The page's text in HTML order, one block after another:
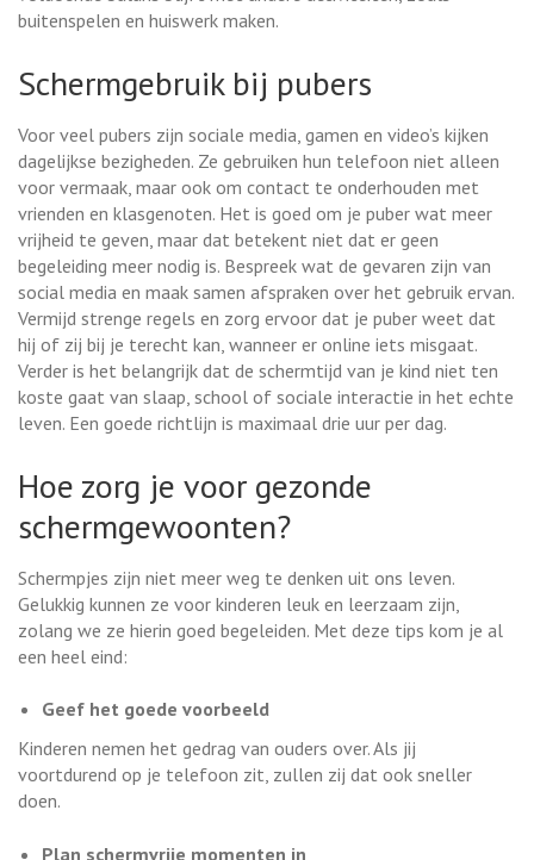
buitenspelen en huiswerk maken.
Schermgebruik bij pubers
Voor veel pubers zijn sociale media, gamen en video’s kijken
dagelijkse bezigheden. Ze gebruiken hun telefoon niet alleen
voor vermaak, maar ook om contact te onderhouden met
vrienden en klasgenoten. Het is goed om je puber wat meer
vrijheid te geven, maar dat betekent niet dat er geen
begeleiding meer nodig is. Bespreek wat de gevaren zijn van
social media en maak samen afspraken over het gebruik ervan.
Vermijd strenge regels en zorg ervoor dat je puber weet dat
hij of zij bij je terecht kan, wanneer er online iets misgaat.
Verder is het belangrijk dat de schermtijd van je kind niet ten
koste gaat van slaap, school of sociale interactie in het echte
leven. Een goede richtlijn is maximaal drie uur per dag.
Hoe zorg je voor gezonde
schermgewoonten?
Schermpjes zijn niet meer weg te denken uit ons leven.
Gelukkig kunnen ze voor kinderen leuk en leerzaam zijn,
zolang we ze hierin goed begeleiden. Met deze tips kom je al
een heel eind:
Geef het goede voorbeeld
Kinderen nemen het gedrag van ouders over. Als jij
voortdurend op je telefoon zit, zullen zij dat ook sneller
doen.
Plan schermvrije momenten in